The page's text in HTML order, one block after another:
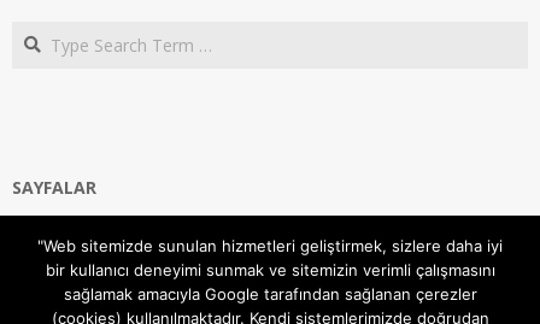
Search
SAYFALAR
Gizlilik ve Çerezler (Cookies) Politikası
Hakkımızda
İletişim Kanalları
"Web sitemizde sunulan hizmetleri geliştirmek, sizlere daha iyi
bir kullanıcı deneyimi sunmak ve sitemizin verimli çalışmasını
sağlamak amacıyla Google tarafından sağlanan çerezler
(cookies) kullanılmaktadır. Kendi sistemlerimizde doğrudan